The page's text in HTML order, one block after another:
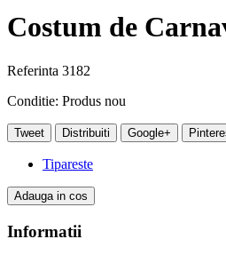
Costum de
Referinta 3182
Conditie: Produs nou
Tweet Distribuiti Google+
Tipareste
Adauga in cos
Informatii